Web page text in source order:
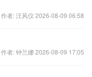
作者: 汪风仪 2026-08-09 06:58
作者: 钟兰娜 2026-08-09 17:05